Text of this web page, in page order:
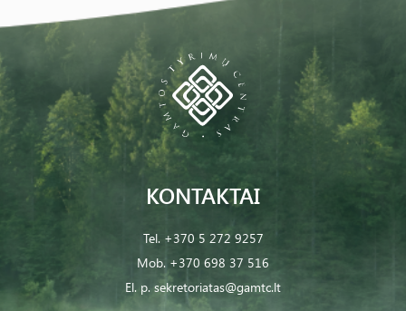
KONTAKTAI
Tel. +370 5 272 9257
Mob. +370 698 37 516
El. p. sekretoriatas@gamtc.lt